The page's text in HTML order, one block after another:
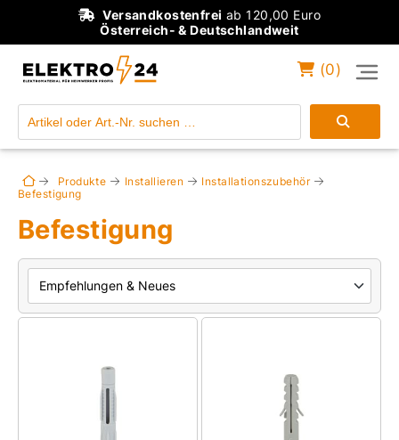
Versandkostenfrei ab 120,00 Euro
Österreich- & Deutschlandweit
Einloggen
(0)
Produkte Installieren
Installationszubehör
Befestigung
Befestigung